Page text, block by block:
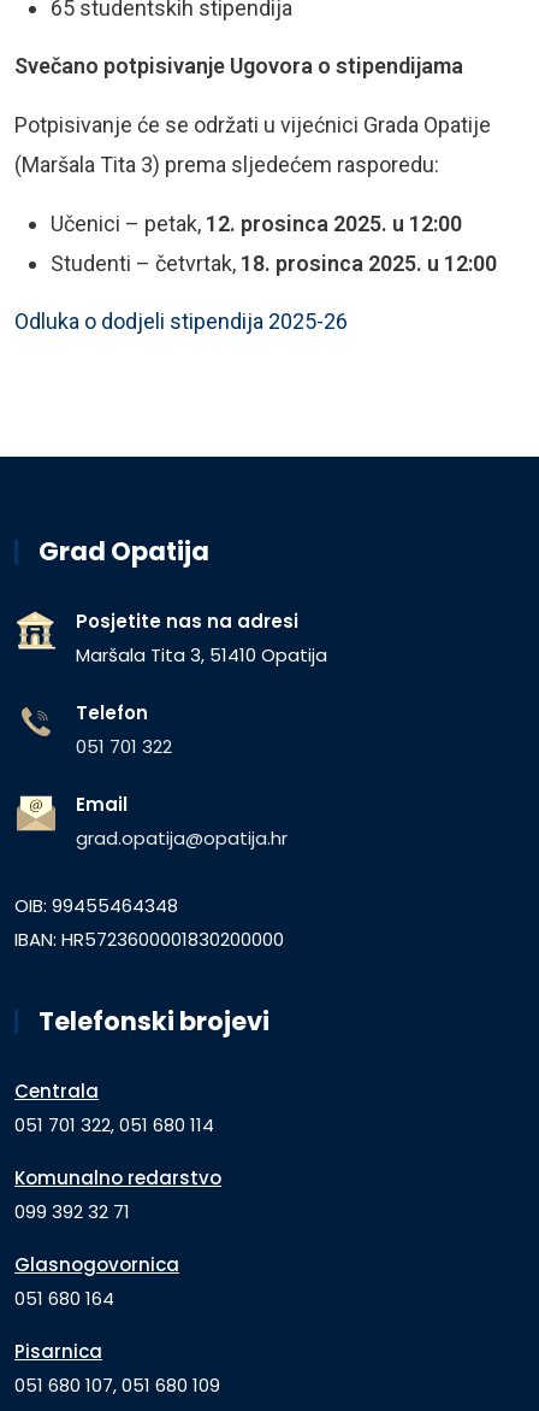
65 studentskih stipendija
Svečano potpisivanje Ugovora o stipendijama
Potpisivanje će se održati u vijećnici Grada Opatije
(Maršala Tita 3) prema sljedećem rasporedu:
Učenici – petak, 12. prosinca 2025. u 12:00
Studenti – četvrtak, 18. prosinca 2025. u 12:00
Odluka o dodjeli stipendija 2025-26
Grad Opatija
Posjetite nas na adresi
Maršala Tita 3, 51410 Opatija
Telefon
051 701 322
Email
grad.opatija@opatija.hr
OIB: 99455464348
IBAN: HR5723600001830200000
Telefonski brojevi
Centrala
051 701 322, 051 680 114
Komunalno redarstvo
099 392 32 71
Glasnogovornica
051 680 164
Pisarnica
051 680 107, 051 680 109